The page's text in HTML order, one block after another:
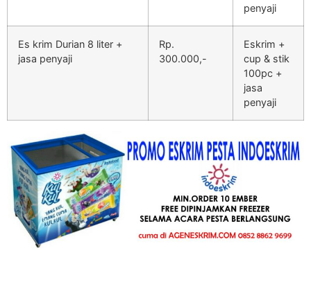
penyaji
Es krim Durian 8 liter +
jasa penyaji
Rp.
300.000,-
Eskrim +
cup & stik
100pc +
jasa
penyaji